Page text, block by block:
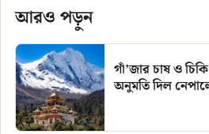
আরও পড়ুন
গাঁ’জার চাষ ও
অনুমতি দিল